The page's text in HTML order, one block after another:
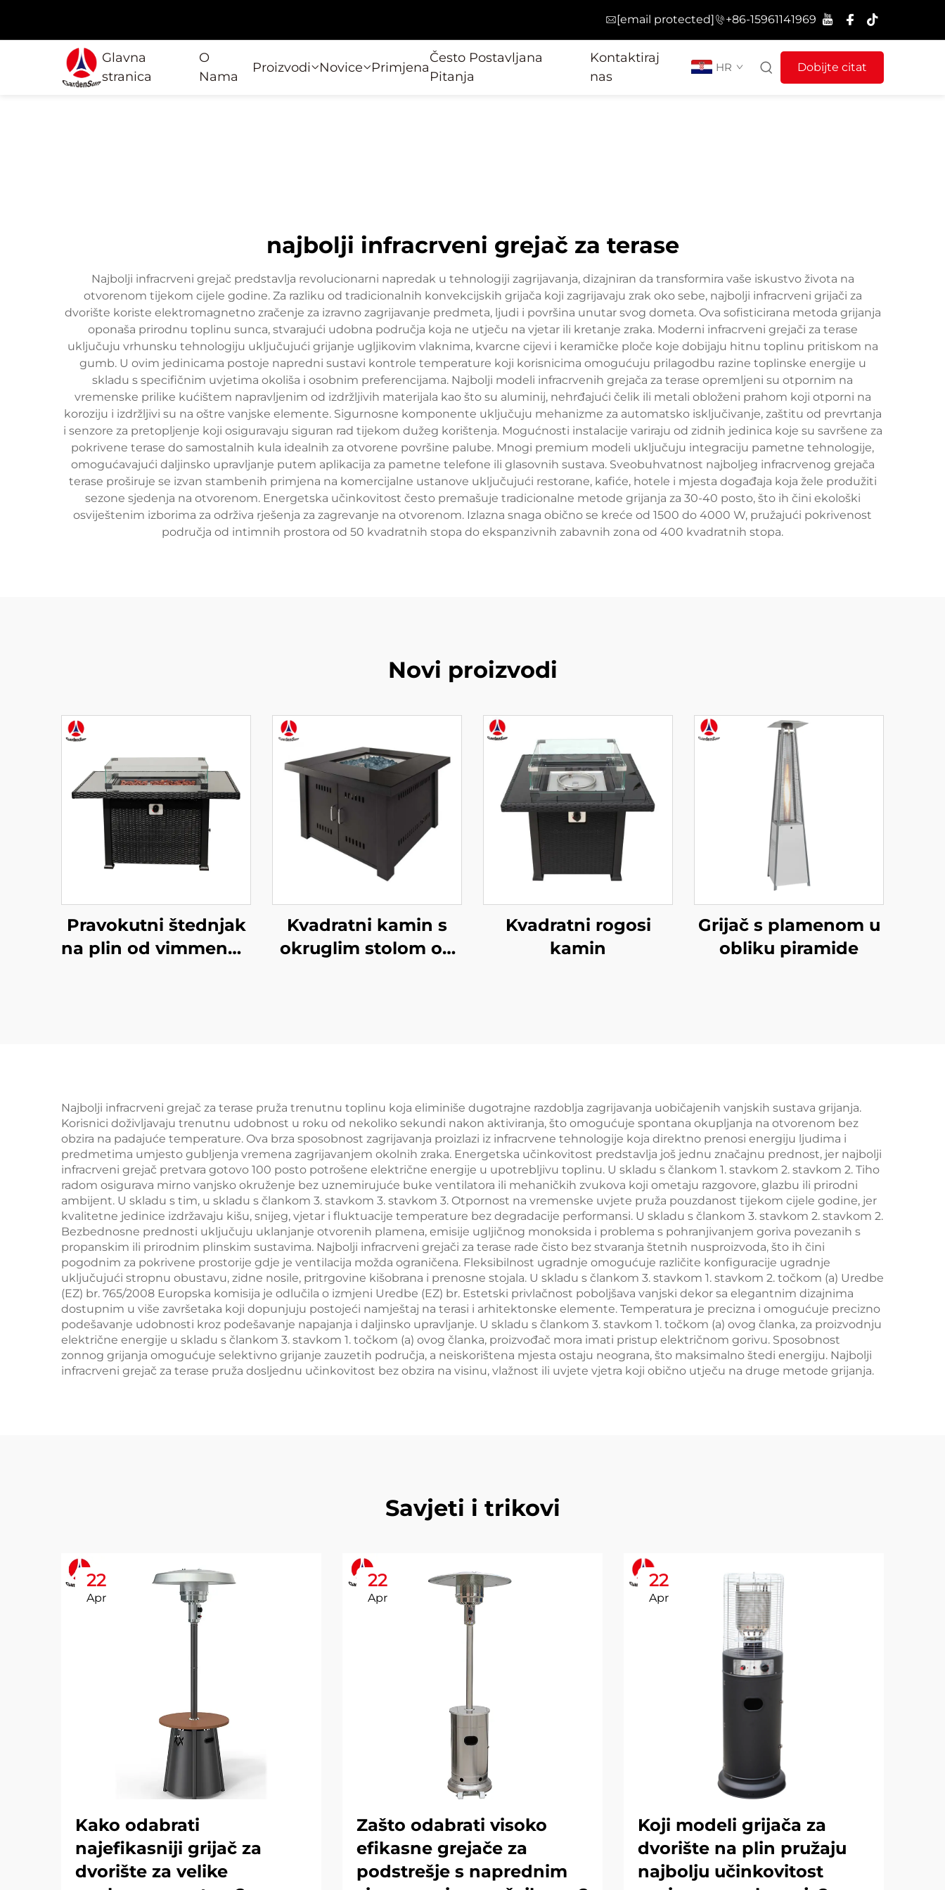
[email protected] +86-15961141969
Glavna
stranica
O
Nama
Proizvodi Novice Primjena
Često Postavljana
Pitanja
Kontaktiraj
nas
HR Dobijte citat
najbolji infracrveni grejač za terase
Najbolji infracrveni grejač predstavlja revolucionarni napredak u tehnologiji zagrijavanja, dizajniran da transformira vaše iskustvo života na
otvorenom tijekom cijele godine. Za razliku od tradicionalnih konvekcijskih grijača koji zagrijavaju zrak oko sebe, najbolji infracrveni grijači za
dvorište koriste elektromagnetno zračenje za izravno zagrijavanje predmeta, ljudi i površina unutar svog dometa. Ova sofisticirana metoda grijanja
oponaša prirodnu toplinu sunca, stvarajući udobna područja koja ne utječu na vjetar ili kretanje zraka. Moderni infracrveni grejači za terase
uključuju vrhunsku tehnologiju uključujući grijanje ugljikovim vlaknima, kvarcne cijevi i keramičke ploče koje dobijaju hitnu toplinu pritiskom na
gumb. U ovim jedinicama postoje napredni sustavi kontrole temperature koji korisnicima omogućuju prilagodbu razine toplinske energije u
skladu s specifičnim uvjetima okoliša i osobnim preferencijama. Najbolji modeli infracrvenih grejača za terase opremljeni su otpornim na
vremenske prilike kućištem napravljenim od izdržljivih materijala kao što su aluminij, nehrđajući čelik ili metali obloženi prahom koji otporni na
koroziju i izdržljivi su na oštre vanjske elemente. Sigurnosne komponente uključuju mehanizme za automatsko isključivanje, zaštitu od prevrtanja
i senzore za pretopljenje koji osiguravaju siguran rad tijekom dužeg korištenja. Mogućnosti instalacije variraju od zidnih jedinica koje su savršene za
pokrivene terase do samostalnih kula idealnih za otvorene površine palube. Mnogi premium modeli uključuju integraciju pametne tehnologije,
omogućavajući daljinsko upravljanje putem aplikacija za pametne telefone ili glasovnih sustava. Sveobuhvatnost najboljeg infracrvenog grejača
terase proširuje se izvan stambenih primjena na komercijalne ustanove uključujući restorane, kafiće, hotele i mjesta događaja koja žele produžiti
sezone sjedenja na otvorenom. Energetska učinkovitost često premašuje tradicionalne metode grijanja za 30-40 posto, što ih čini ekološki
osviještenim izborima za održiva rješenja za zagrevanje na otvorenom. Izlazna snaga obično se kreće od 1500 do 4000 W, pružajući pokrivenost
područja od intimnih prostora od 50 kvadratnih stopa do ekspanzivnih zabavnih zona od 400 kvadratnih stopa.
Novi proizvodi
Pravokutni štednjak
na plin od vimmenog
Kvadratni kamin s
okruglim stolom od
Kvadratni rogosi
kamin
Grijač s plamenom u
obliku piramide
Najbolji infracrveni grejač za terase pruža trenutnu toplinu koja eliminiše dugotrajne razdoblja zagrijavanja uobičajenih vanjskih sustava grijanja.
Korisnici doživljavaju trenutnu udobnost u roku od nekoliko sekundi nakon aktiviranja, što omogućuje spontana okupljanja na otvorenom bez
obzira na padajuće temperature. Ova brza sposobnost zagrijavanja proizlazi iz infracrvene tehnologije koja direktno prenosi energiju ljudima i
predmetima umjesto gubljenja vremena zagrijavanjem okolnih zraka. Energetska učinkovitost predstavlja još jednu značajnu prednost, jer najbolji
infracrveni grejač pretvara gotovo 100 posto potrošene električne energije u upotrebljivu toplinu. U skladu s člankom 1. stavkom 2. stavkom 2. Tiho
radom osigurava mirno vanjsko okruženje bez uznemirujuće buke ventilatora ili mehaničkih zvukova koji ometaju razgovore, glazbu ili prirodni
ambijent. U skladu s tim, u skladu s člankom 3. stavkom 3. stavkom 3. Otpornost na vremenske uvjete pruža pouzdanost tijekom cijele godine, jer
kvalitetne jedinice izdržavaju kišu, snijeg, vjetar i fluktuacije temperature bez degradacije performansi. U skladu s člankom 3. stavkom 2. stavkom 2.
Bezbednosne prednosti uključuju uklanjanje otvorenih plamena, emisije ugljičnog monoksida i problema s pohranjivanjem goriva povezanih s
propanskim ili prirodnim plinskim sustavima. Najbolji infracrveni grejači za terase rade čisto bez stvaranja štetnih nusproizvoda, što ih čini
pogodnim za pokrivene prostorije gdje je ventilacija možda ograničena. Fleksibilnost ugradnje omogućuje različite konfiguracije ugradnje
uključujući stropnu obustavu, zidne nosile, pritrgovine kišobrana i prenosne stojala. U skladu s člankom 3. stavkom 1. stavkom 2. točkom (a) Uredbe
(EZ) br. 765/2008 Europska komisija je odlučila o izmjeni Uredbe (EZ) br. Estetski privlačnost poboljšava vanjski dekor sa elegantnim dizajnima
dostupnim u više završetaka koji dopunjuju postojeći namještaj na terasi i arhitektonske elemente. Temperatura je precizna i omogućuje precizno
podešavanje udobnosti kroz podešavanje napajanja i daljinsko upravljanje. U skladu s člankom 3. stavkom 1. točkom (a) ovog članka, za proizvodnju
električne energije u skladu s člankom 3. stavkom 1. točkom (a) ovog članka, proizvođač mora imati pristup električnom gorivu. Sposobnost
zonnog grijanja omogućuje selektivno grijanje zauzetih područja, a neiskorištena mjesta ostaju neograna, što maksimalno štedi energiju. Najbolji
infracrveni grejač za terase pruža dosljednu učinkovitost bez obzira na visinu, vlažnost ili uvjete vjetra koji obično utječu na druge metode grijanja.
Savjeti i trikovi
22
Apr
Kako odabrati
najefikasniji grijač za
dvorište za velike
22
Apr
Zašto odabrati visoko
efikasne grejače za
podstrešje s naprednim
22
Apr
Koji modeli grijača za
dvorište na plin pružaju
najbolju učinkovitost